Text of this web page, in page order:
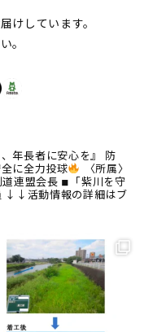
けしています。
。
年長者に安心を』
防
に全力投球
〈所属〉
道連盟会長 ◾︎「紫川を守
↓↓活動情報の詳細はブ